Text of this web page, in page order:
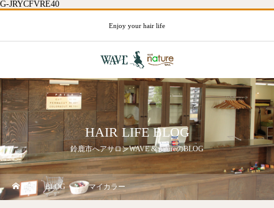
G-JRYCFVRE40
Enjoy your hair life
HAIR LIFE BLOG
鈴鹿市へアサロンWAVE & natureのBLOG
BLOG マイカラー